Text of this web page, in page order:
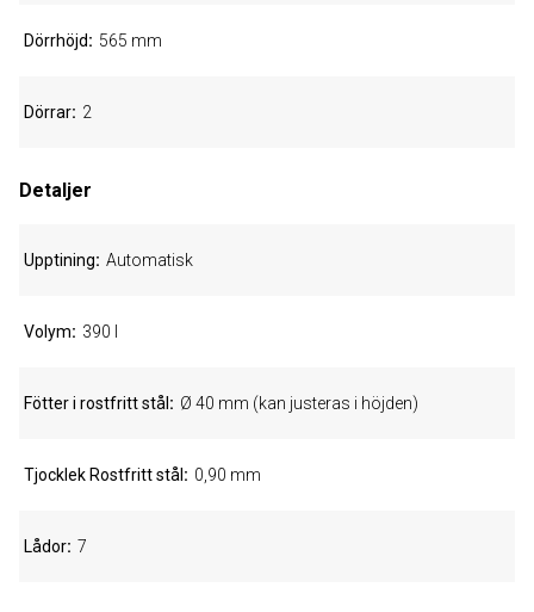
Dörrhöjd 565 mm
Dörrar 2
Detaljer
Upptining Automatisk
Volym 390 l
Fötter i rostfritt stål Ø 40 mm (kan justeras i höjden)
Tjocklek Rostfritt stål 0,90 mm
Lådor 7